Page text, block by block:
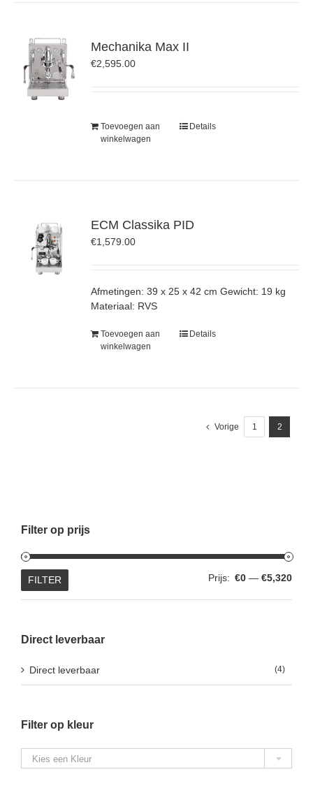
Mechanika Max II
€2,595.00
Toevoegen aan
winkelwagen
Details
ECM Classika PID
€1,579.00
Afmetingen: 39 x 25 x 42 cm Gewicht: 19 kg
Materiaal: RVS
Toevoegen aan
winkelwagen
Details
Vorige 1 2
Filter op prijs
Min.
Max.
FILTER Prijs: €0 — €5,320
Direct leverbaar
Direct leverbaar (4)
Filter op kleur

Kies een Kleur